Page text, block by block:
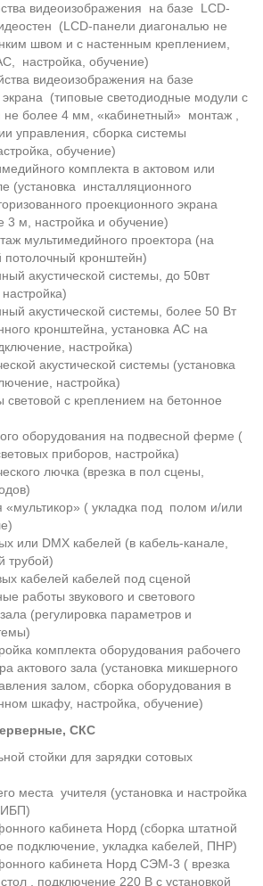
видеоизображения на базе LCD-
(LCD-панели диагональю не
швом и с настенным креплением,
настройка, обучение)
видеоизображения на базе
экрана (типовые светодиодные модули с
не более 4 мм, «кабинетный» монтаж ,
управления, сборка системы
обучение)
комплекта в актовом или
(установка инсталляционного
проекционного экрана
3 м, настройка и обучение)
мультимедийного проектора (на
кронштейн)
акустической системы, до 50вт
акустической системы, более 50 Вт
кронштейна, установка АС на
настройка)
акустической системы (установка
настройка)
с креплением на бетонное
оборудования на подвесной ферме (
приборов, настройка)
лючка (врезка в пол сцены,
«мультикор» ( укладка под полом и/или
или DMX кабелей (в кабель-канале,
трубой)
кабелей кабелей под сценой
работы звукового и светового
(регулировка параметров и
комплекта оборудования рабочего
актового зала (установка микшерного
залом, сборка оборудования в
шкафу, настройка, обучение)
СКС
стойки для зарядки сотовых
места учителя (установка и настройка
ИБП)
кабинета Норд (сборка штатной
подключение, укладка кабелей, ПНР)
кабинета Норд СЭМ-3 ( врезка
, подключение 220 В с установкой